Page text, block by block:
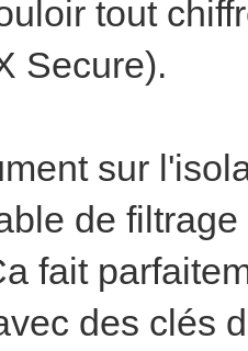
tout
Secure).
sur
de
fait
des clés